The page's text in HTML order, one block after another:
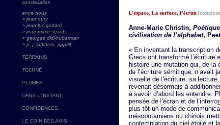
constellation
entre nous
> jean oury
> jean-luc godard
> jean-marie straub
> georges didi-huberman
> p. j. laffitte/o. apprill
TERRAINS
TECHNÈ
PLUMES
DANS L'INSTANT
CONFIDENCES
LE COIN DES AMIS
L’espace, La surface, l’écran
Anne-Marie Christin,
civilisation de l’alphabet,
« En inventant la transcription
Grecs ont transformé l’écriture
histoire une mutation qui, de
de l’écriture sémitique, n’avait
visuelle de l’écriture, sa
revenait désormais à
à savoir d’abord les entendre.
pensée de l’écran et de
plus tôt un mode de
mésopotamiens ou chinois
contemplation du ciel étoilé et